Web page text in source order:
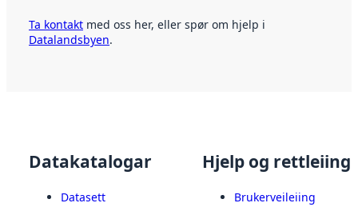
Ta kontakt med oss her, eller spør om hjelp i
Datalandsbyen.
Datakatalogar
Datasett
Hjelp og rettleiing
Brukerveileiing